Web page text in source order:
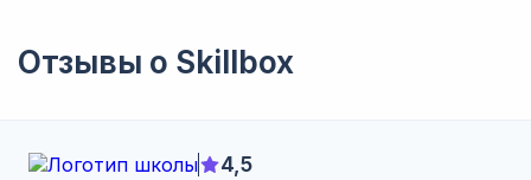
Отзывы о Skillbox
4,5